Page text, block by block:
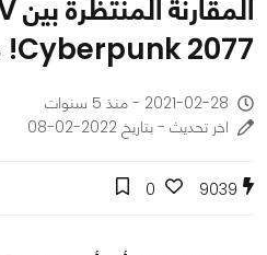
Cyberpunk 2077! من الأكثر فيزيائيةً؟
2021-02-28 - منذ 5 سنوات
اخر تحديث - بتاريخ 2022-02-08
9039
0